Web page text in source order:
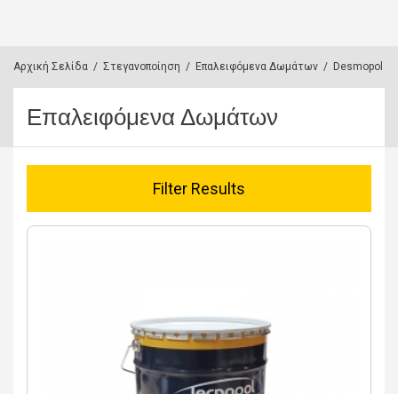
Αρχική Σελίδα / Στεγανοποίηση / Επαλειφόμενα Δωμάτων / Desmopol
Επαλειφόμενα Δωμάτων
Filter Results